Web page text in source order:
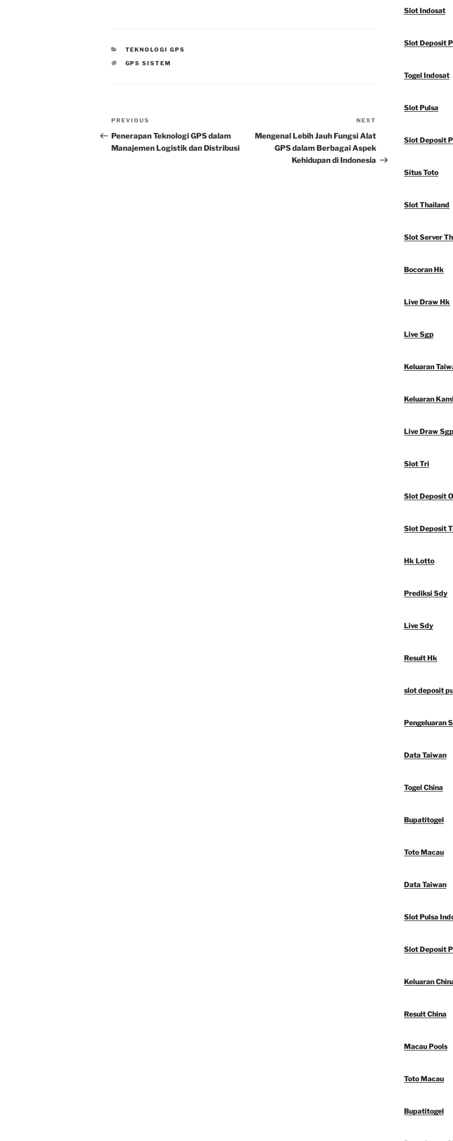
CATEGORIES
TEKNOLOGI GPS
TAGS
GPS SISTEM
Post
navigation
Previous
Post
PREVIOUS
Penerapan Teknologi GPS dalam
Manajemen Logistik dan Distribusi
Post
NEXT
Mengenal Lebih Jauh Fungsi Alat
GPS dalam Berbagai Aspek
Kehidupan di Indonesia
Slot Indosat
Slot Deposit
Togel Indosat
Slot Pulsa
Slot Deposit
Situs Toto
Slot Thailand
Slot Server
Bocoran Hk
Live Draw Hk
Live Sgp
Keluaran
Keluaran
Live Draw
Slot Tri
Slot Deposit
Slot Deposit
Hk Lotto
Prediksi Sdy
Live Sdy
Result Hk
slot deposit
Pengeluaran
Data Taiwan
Togel China
Bupatitogel
Toto Macau
Data Taiwan
Slot Pulsa
Slot Deposit
Keluaran
Result China
Macau Pools
Toto Macau
Bupatitogel